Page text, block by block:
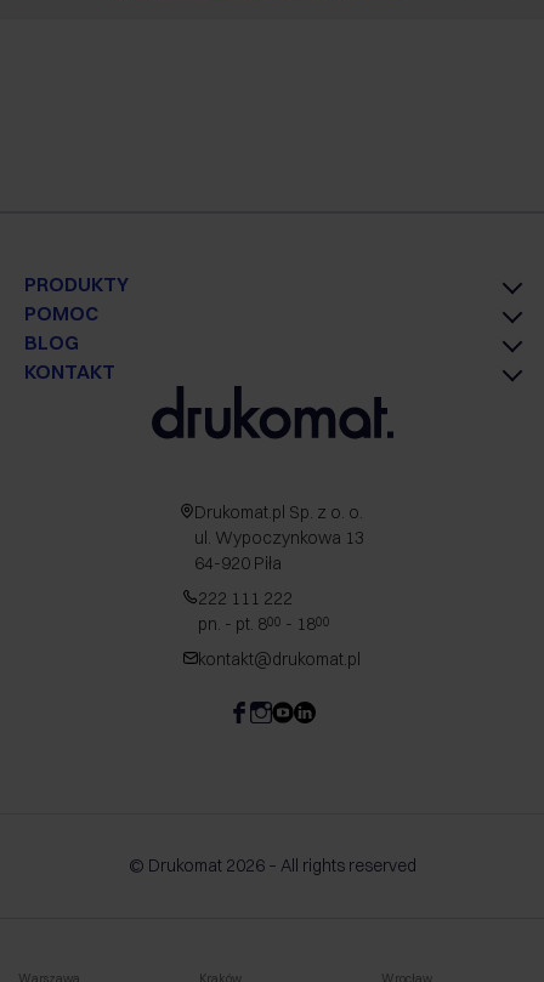
PRODUKTY
POMOC
BLOG
KONTAKT
Drukomat.pl Sp. z o. o.
ul. Wypoczynkowa 13
64-920 Piła
222 111 222
pn. - pt. 800 - 1800
kontakt@drukomat.pl
© Drukomat 2026 – All rights reserved